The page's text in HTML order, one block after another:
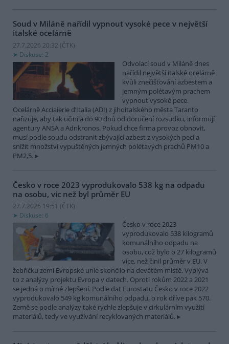
Soud v Miláně nařídil vypnout vysoké pece v největší
italské ocelárně
27.7.2026 20:32 (ČTK)
Diskuse: 2
Odvolací soud v Miláně dnes
nařídil největší italské ocelárně
kvůli znečišťování azbestem a
jemným polétavým prachem
vypnout vysoké pece.
Ocelárně Acciaierie d’Italia (ADI) z jihoitalského města Taranto
nařizuje, aby tak učinila do 90 dnů od doručení rozsudku, informují
agentury ANSA a Adnkronos. Pokud chce firma provoz obnovit,
musí podle soudu odstranit zbývající azbest z vysokých pecí a
snížit množství vypuštěných jemných polétavých prachů PM10 a
PM2,5.
Česko v roce 2023 vyprodukovalo 538 kg na odpadu
na osobu, víc než byl průměr EU
27.7.2026 19:51 (ČTK)
Diskuse: 6
Česko v roce 2023
vyprodukovalo 538 kilogramů
komunálního odpadu na
osobu, což bylo o 27 kilogramů
více, než činil průměr v EU. V
žebříčku zemí Evropské unie skončilo na devátém místě. Vyplývá
to z analýzy projektu Evropa v datech. Oproti rokům 2022 a 2021
se jedná o mírné zlepšení. Podle dat Eurostatu Česko v roce 2022
vyprodukovalo 549 kg komunálního odpadu, o rok dříve pak 570.
Země se podle analýzy také rychle zlepšuje v cirkulárním využití
materiálů, tedy ve využívání recyklovaných materiálů.